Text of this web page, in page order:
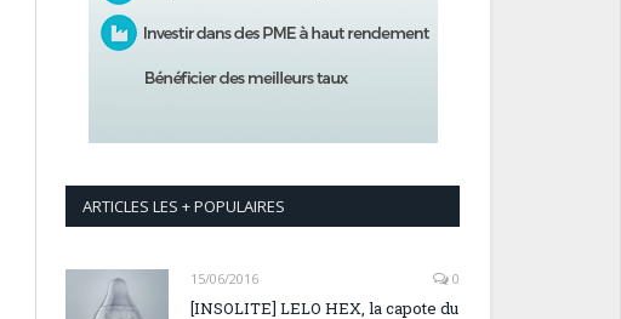
ARTICLES LES + POPULAIRES
15/06/2016 0
[INSOLITE] LELO HEX, la capote du